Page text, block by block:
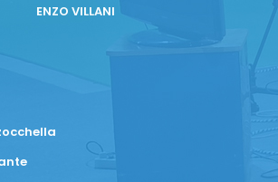
ENZO VILLANI